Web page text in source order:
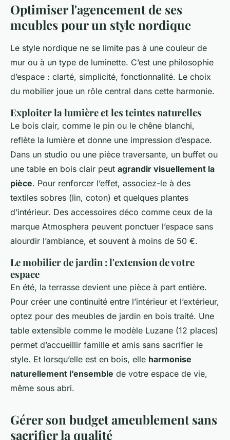
Optimiser l'agencement de ses
meubles pour un style nordique
Le style nordique ne se limite pas à une couleur de
mur ou à un type de luminette. C’est une philosophie
d’espace : clarté, simplicité, fonctionnalité. Le choix
du mobilier joue un rôle central dans cette harmonie.
Exploiter la lumière et les teintes naturelles
Le bois clair, comme le pin ou le chêne blanchi,
reflète la lumière et donne une impression d’espace.
Dans un studio ou une pièce traversante, un buffet ou
une table en bois clair peut agrandir visuellement la
pièce. Pour renforcer l’effet, associez-le à des
textiles sobres (lin, coton) et quelques plantes
d’intérieur. Des accessoires déco comme ceux de la
marque Atmosphera peuvent ponctuer l’espace sans
alourdir l’ambiance, et souvent à moins de 50 €.
Le mobilier de jardin : l'extension de votre
espace
En été, la terrasse devient une pièce à part entière.
Pour créer une continuité entre l’intérieur et l’extérieur,
optez pour des meubles de jardin en bois traité. Une
table extensible comme le modèle Luzane (12 places)
permet d’accueillir famille et amis sans sacrifier le
style. Et lorsqu’elle est en bois, elle harmonise
naturellement l’ensemble de votre espace de vie,
même sous abri.
Gérer son budget ameublement sans
sacrifier la qualité